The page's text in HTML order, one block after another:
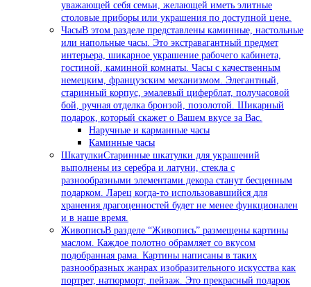
уважающей себя семьи, желающей иметь элитные
столовые приборы или украшения по доступной цене.
ЧасыВ этом разделе представлены каминные, настольные
или напольные часы. Это экстравагантный предмет
интерьера, шикарное украшение рабочего кабинета,
гостиной, каминной комнаты. Часы с качественным
немецким, французским механизмом. Элегантный,
старинный корпус, эмалевый циферблат, получасовой
бой, ручная отделка бронзой, позолотой. Шикарный
подарок, который скажет о Вашем вкусе за Вас.
Наручные и карманные часы
Каминные часы
ШкатулкиСтаринные шкатулки для украшений
выполнены из серебра и латуни, стекла с
разнообразными элементами декора станут бесценным
подарком. Ларец когда-то использовавшийся для
хранения драгоценностей будет не менее функционален
и в наше время.
ЖивописьВ разделе “Живопись” размещены картины
маслом. Каждое полотно обрамляет со вкусом
подобранная рама. Картины написаны в таких
разнообразных жанрах изобразительного искусства как
портрет, натюрморт, пейзаж. Это прекрасный подарок